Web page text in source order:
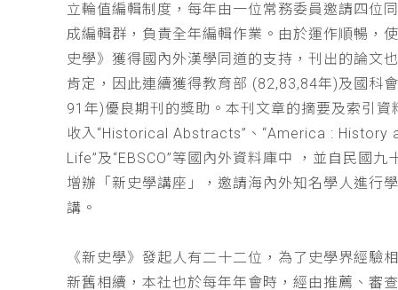
立輪值編輯制度，每年由一位常務委員邀請四位
成編輯群，負責全年編輯作業。由於運作順暢，
史學》獲得國內外漢學同道的支持，刊出的論文
肯定，因此連續獲得教育部 (82,83,84年)及國科
91年)優良期刊的獎助。本刊文章的摘要及索引資
收入“Historical Abstracts”、“America : History
Life”及“EBSCO”等國內外資料庫中 ，並自民國九
增辦「新史學講座」，邀請海內外知名學人進行
講。
《新史學》發起人有二十二位，為了史學界經驗
新舊相續，本社也於每年年會時，經由推薦、審